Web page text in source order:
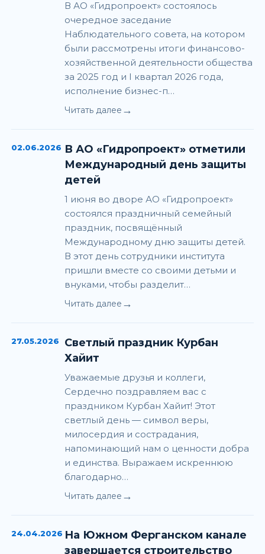
В АО «Гидропроект» состоялось
очередное заседание
Наблюдательного совета, на котором
были рассмотрены итоги финансово-
хозяйственной деятельности общества
за 2025 год и I квартал 2026 года,
исполнение бизнес-п…
Читать далее →
02.06.2026 В АО «Гидропроект» отметили
Международный день защиты
детей
1 июня во дворе АО «Гидропроект»
состоялся праздничный семейный
праздник, посвящённый
Международному дню защиты детей.
В этот день сотрудники института
пришли вместе со своими детьми и
внуками, чтобы разделит…
Читать далее →
27.05.2026
Светлый праздник Курбан
Хайит
Уважаемые друзья и коллеги,
Сердечно поздравляем вас с
праздником Курбан Хайит! Этот
светлый день — символ веры,
милосердия и сострадания,
напоминающий нам о ценности добра
и единства. Выражаем искреннюю
благодарно…
Читать далее →
24.04.2026 На Южном Ферганском канале
завершается строительство